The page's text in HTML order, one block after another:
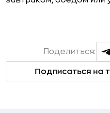
Подписаться на
Поделиться: